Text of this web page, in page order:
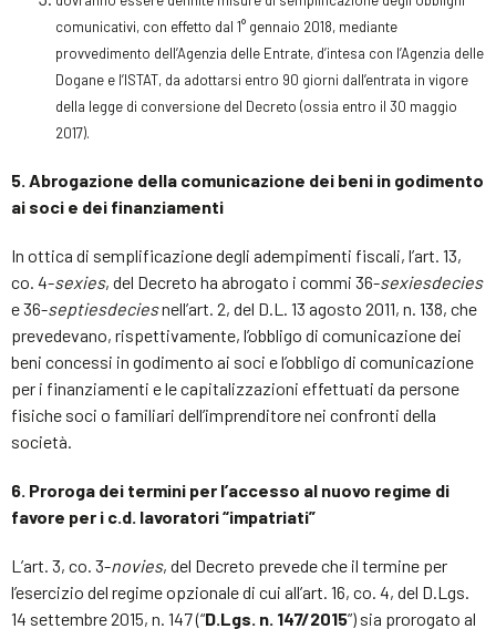
comunicativi, con effetto dal 1° gennaio 2018, mediante
provvedimento dell’Agenzia delle Entrate, d’intesa con l’Agenzia delle
Dogane e l’ISTAT, da adottarsi entro 90 giorni dall’entrata in vigore
della legge di conversione del Decreto (ossia entro il 30 maggio
2017).
5. Abrogazione della comunicazione dei beni in godimento
ai soci e dei finanziamenti
In ottica di semplificazione degli adempimenti fiscali, l’art. 13,
co. 4-sexies, del Decreto ha abrogato i commi 36-sexiesdecies
e 36-septiesdeciesnell’art. 2, del D.L. 13 agosto 2011, n. 138, che
prevedevano, rispettivamente, l’obbligo di comunicazione dei
beni concessi in godimento ai soci e l’obbligo di comunicazione
per i finanziamenti e le capitalizzazioni effettuati da persone
fisiche soci o familiari dell’imprenditore nei confronti della
società.
6. Proroga dei termini per l’accesso al nuovo regime di
favore per i c.d. lavoratori “impatriati”
L’art. 3, co. 3-novies, del Decreto prevede che il termine per
l’esercizio del regime opzionale di cui all’art. 16, co. 4, del D.Lgs.
14 settembre 2015, n. 147 (“D.Lgs. n. 147/2015”) sia prorogato al